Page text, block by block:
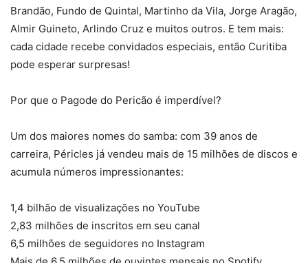
Brandão, Fundo de Quintal, Martinho da Vila, Jorge Aragão,
Almir Guineto, Arlindo Cruz e muitos outros. E tem mais:
cada cidade recebe convidados especiais, então Curitiba
pode esperar surpresas!
Por que o Pagode do Pericão é imperdível?
Um dos maiores nomes do samba: com 39 anos de
carreira, Péricles já vendeu mais de 15 milhões de discos e
acumula números impressionantes:
1,4 bilhão de visualizações no YouTube
2,83 milhões de inscritos em seu canal
6,5 milhões de seguidores no Instagram